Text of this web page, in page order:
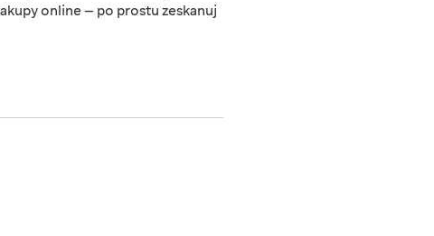
online — po prostu zeskanuj